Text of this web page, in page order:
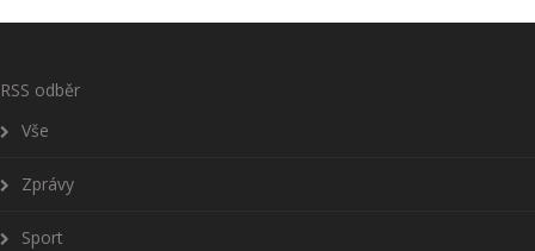
RSS odběr
Vše
Zprávy
Sport